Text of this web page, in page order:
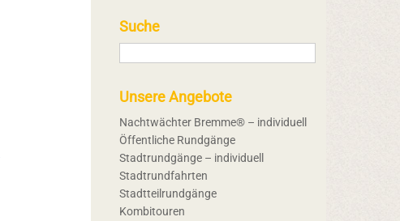
Suche
Unsere Angebote
Nachtwächter Bremme® – individuell
Öffentliche Rundgänge
Stadtrundgänge – individuell
Stadtrundfahrten
Stadtteilrundgänge
Kombitouren